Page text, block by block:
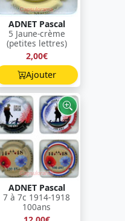
ADNET Pascal
5 Jaune-crème
(petites lettres)
2,00€
Ajouter
ADNET Pascal
7 à 7c 1914-1918
100ans